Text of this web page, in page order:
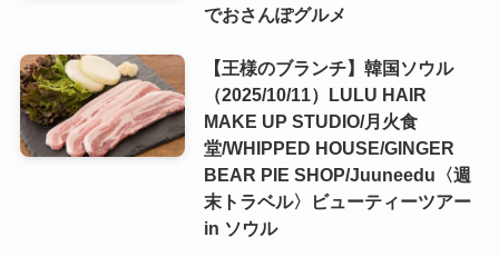
でおさんぽグルメ
【王様のブランチ】韓国ソウル
（2025/10/11）LULU HAIR
MAKE UP STUDIO/月火食
堂/WHIPPED HOUSE/GINGER
BEAR PIE SHOP/Juuneedu〈週
末トラベル〉ビューティーツアー
in ソウル